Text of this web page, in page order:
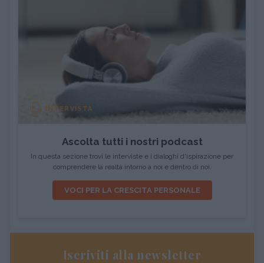
INTERVISTA
Ascolta tutti i nostri podcast
In questa sezione trovi le interviste e i dialoghi d'ispirazione per
comprendere la realtà intorno a noi e dentro di noi.
VOCI PER LA CRESCITA PERSONALE
Iscriviti alla newsletter